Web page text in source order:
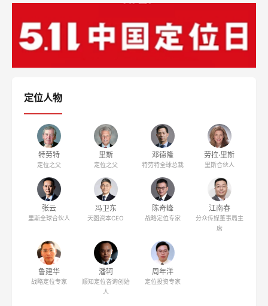
定位人物
特劳特
定位之父
里斯
定位之父
邓德隆
特劳特全球总裁
劳拉·里斯
里斯合伙人
张云
里斯全球合伙人
冯卫东
天图资本CEO
陈奇峰
战略定位专家
江南春
分众传媒董事局主
席
鲁建华
战略定位专家
潘轲
顺知定位咨询创始
人
周年洋
定位投资专家